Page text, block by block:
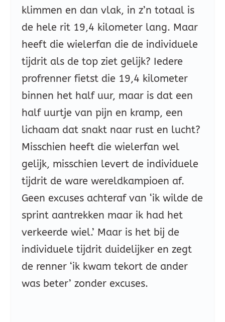
klimmen en dan vlak, in z’n totaal is
de hele rit 19,4 kilometer lang. Maar
heeft die wielerfan die de individuele
tijdrit als de top ziet gelijk? Iedere
profrenner fietst die 19,4 kilometer
binnen het half uur, maar is dat een
half uurtje van pijn en kramp, een
lichaam dat snakt naar rust en lucht?
Misschien heeft die wielerfan wel
gelijk, misschien levert de individuele
tijdrit de ware wereldkampioen af.
Geen excuses achteraf van ‘ik wilde de
sprint aantrekken maar ik had het
verkeerde wiel.’ Maar is het bij de
individuele tijdrit duidelijker en zegt
de renner ‘ik kwam tekort de ander
was beter’ zonder excuses.